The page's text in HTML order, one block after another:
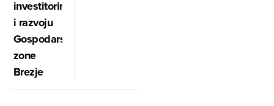
investitorima
i razvoju
Gospodarske
zone
Brezje